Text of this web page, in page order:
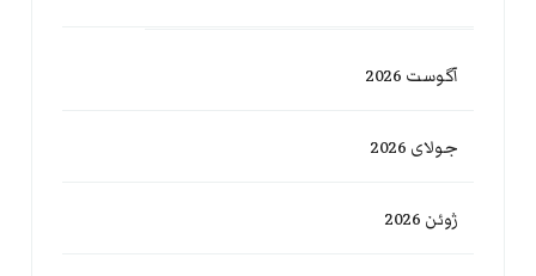
آگوست 2026
جولای 2026
ژوئن 2026